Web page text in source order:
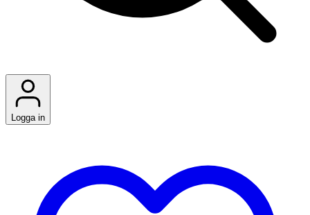
Logga in